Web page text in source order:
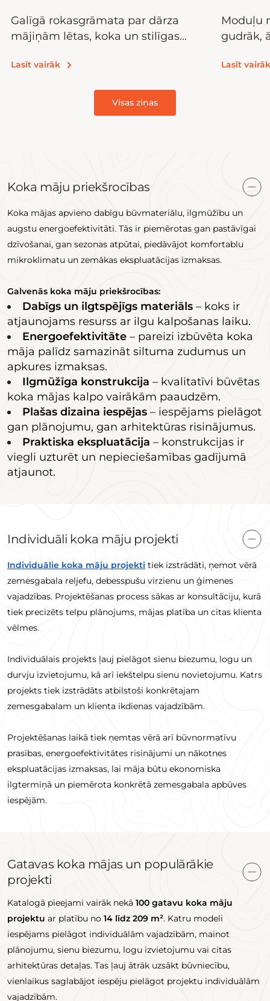
Visas ziņas
Galīgā rokasgrāmata par dārza
mājiņām lētas, koka un stilīgas
Lasīt vairāk
Moduļu
gudrāk,
Lasīt vairāk
Koka māju priekšrocības
Koka mājas apvieno dabīgu būvmateriālu, ilgmūžību un
augstu energoefektivitāti. Tās ir piemērotas gan pastāvīgai
dzīvošanai, gan sezonas atpūtai, piedāvājot komfortablu
mikroklimatu un zemākas ekspluatācijas izmaksas.
Galvenās koka māju priekšrocības:
Dabīgs un ilgtspējīgs materiāls – koks ir
atjaunojams resurss ar ilgu kalpošanas laiku.
Energoefektivitāte – pareizi izbūvēta koka
māja palīdz samazināt siltuma zudumus un
apkures izmaksas.
Ilgmūžīga konstrukcija – kvalitatīvi būvētas
koka mājas kalpo vairākām paaudzēm.
Plašas dizaina iespējas – iespējams pielāgot
gan plānojumu, gan arhitektūras risinājumus.
Praktiska ekspluatācija – konstrukcijas ir
viegli uzturēt un nepieciešamības gadījumā
atjaunot.
Individuāli koka māju projekti
Individuālie koka māju projekti tiek izstrādāti, ņemot vērā
zemesgabala reljefu, debesspušu virzienu un ģimenes
vajadzības. Projektēšanas process sākas ar konsultāciju, kurā
tiek precizēts telpu plānojums, mājas platība un citas klienta
vēlmes.
Individuālais projekts ļauj pielāgot sienu biezumu, logu un
durvju izvietojumu, kā arī iekštelpu sienu novietojumu. Katrs
projekts tiek izstrādāts atbilstoši konkrētajam
zemesgabalam un klienta ikdienas vajadzībām.
Projektēšanas laikā tiek ņemtas vērā arī būvnormatīvu
prasības, energoefektivitātes risinājumi un nākotnes
ekspluatācijas izmaksas, lai māja būtu ekonomiska
ilgtermiņā un piemērota konkrētā zemesgabala apbūves
iespējām.
Gatavas koka mājas un populārākie
projekti
Katalogā pieejami vairāk nekā 100 gatavu koka māju
projektu ar platību no 14 līdz 209 m². Katru modeli
iespējams pielāgot individuālām vajadzībām, mainot
plānojumu, sienu biezumu, logu izvietojumu vai citas
arhitektūras detaļas. Tas ļauj ātrāk uzsākt būvniecību,
vienlaikus saglabājot iespēju pielāgot projektu individuālām
vajadzībām.